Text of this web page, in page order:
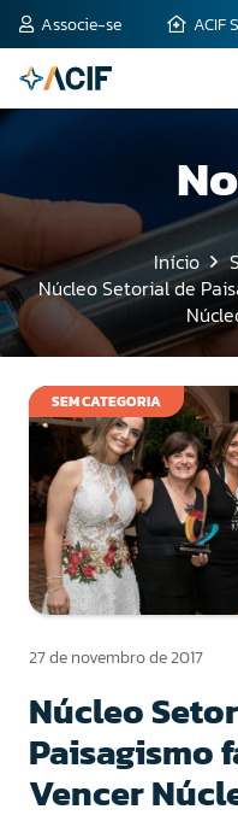
Associe-se ACIF
Início
Núcleo Setorial de
SEM CATEGORIA
27 de novembro de 2017
Núcleo
Paisagismo
Vencer